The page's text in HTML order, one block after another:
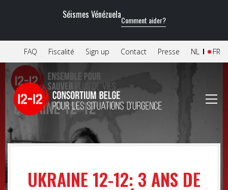
Séismes VénézuelaComment aider?
FAQ Fiscalité Sign up Contact Presse FR
NL
UKRAINE 12-12: 3 ANS DE